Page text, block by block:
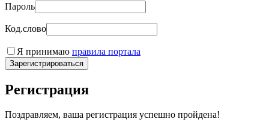
Пароль
Код.слово
Я принимаю правила портала
Зарегистрироваться
Регистрация
Поздравляем, ваша регистрация успешно пройдена!